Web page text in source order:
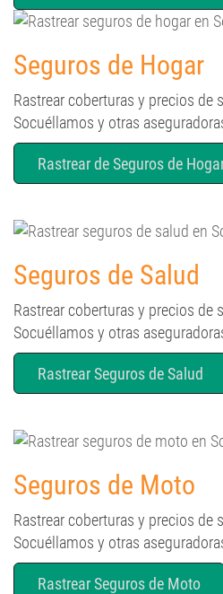
Seguros de Hogar
Rastrear coberturas y precios de
Socuéllamos y otras
Rastrear de Seguros de
Seguros de Salud
Rastrear coberturas y precios de
Socuéllamos y otras
Rastrear Seguros de Salud
Seguros de Moto
Rastrear coberturas y precios de
Socuéllamos y otras
Rastrear Seguros de Moto